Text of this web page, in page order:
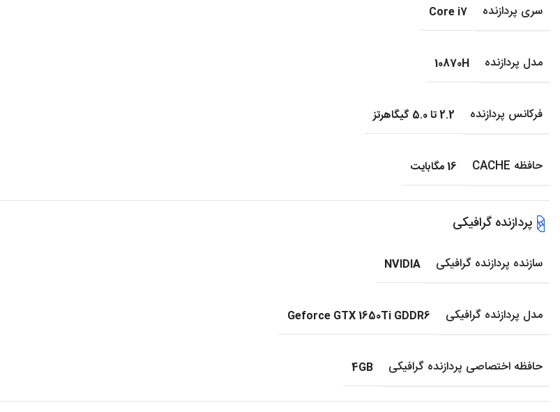
سری پردازنده Core i7
مدل پردازنده 10870H
فرکانس پردازنده 2.2 تا 5.0 گیگاهرتز
حافظه CACHE 16 مگابایت
پردازنده گرافیکی
سازنده پردازنده گرافیکی NVIDIA
مدل پردازنده گرافیکی Geforce GTX 1650Ti GDDR6
حافظه اختصاصی پردازنده گرافیکی 4GB